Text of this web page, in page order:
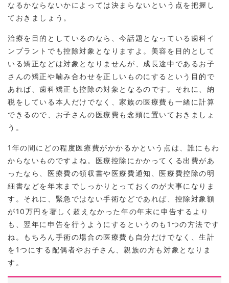
なるかならないかによっては決まらないという点を把握し
ておきましょう。
治療を目的としているのなら、今話題となっている歯科イ
ンプラントでも控除対象となりますよ。美容を目的として
いる矯正などは対象となりませんが、成長途中であるお子
さんの矯正や噛み合わせを正しいものにするという目的で
あれば、歯科矯正も控除の対象となるのです。それに、納
税をしている本人だけでなく、家族の医療費も一緒に計算
できるので、お子さんの医療費も念頭に置いておきましょ
う。
1年の間にどの程度医療費がかかるかという点は、誰にもわ
からないものですよね。医療控除にかかってくる出費があ
ったなら、医療費の領収書や医療費通知、医療費控除の明
細書などを年末までしっかりとっておくのが大事になりま
す。それに、緊急ではない手術などであれば、控除対象額
が10万円を著しく超えなかった年の年末に申告するより
も、翌年に申告を行うようにするというのも1つの方法です
ね。もちろん手術の場合の医療費も自分だけでなく、生計
を1つにする配偶者やお子さん、親族の方も対象となりま
す。